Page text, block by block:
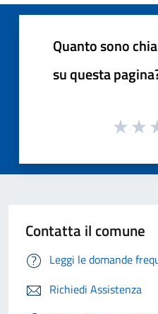
Quanto sono
su questa
Contatta il comune
Leggi le domande
Richiedi Assistenza